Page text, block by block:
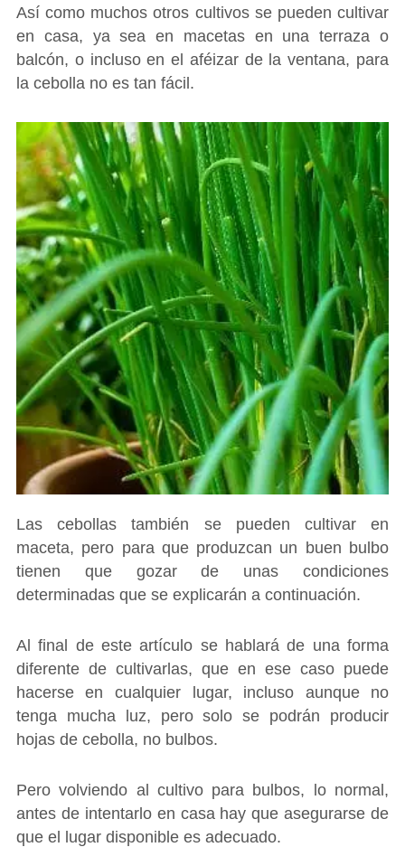
Así como muchos otros cultivos se pueden cultivar
en casa, ya sea en macetas en una terraza o
balcón, o incluso en el aféizar de la ventana, para
la cebolla no es tan fácil.
Las cebollas también se pueden cultivar en
maceta, pero para que produzcan un buen bulbo
tienen que gozar de unas condiciones
determinadas que se explicarán a continuación.
Al final de este artículo se hablará de una forma
diferente de cultivarlas, que en ese caso puede
hacerse en cualquier lugar, incluso aunque no
tenga mucha luz, pero solo se podrán producir
hojas de cebolla, no bulbos.
Pero volviendo al cultivo para bulbos, lo normal,
antes de intentarlo en casa hay que asegurarse de
que el lugar disponible es adecuado.